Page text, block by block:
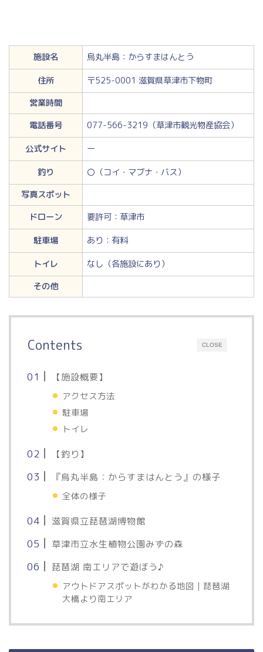
施設名
烏丸半島：からすまはんとう
住所
〒525-0001 滋賀県草津市下物町
営業時間
電話番号
077-566-3219（草津市観光物産協会）
公式サイト
ー
釣り
〇（コイ・マブナ・バス）
写真スポット
ドローン
要許可：草津市
駐車場
あり：有料
トイレ
なし（各施設にあり）
その他
CLOSE
Contents
【施設概要】
アクセス方法
駐車場
トイレ
【釣り】
『烏丸半島：からすまはんとう』の様子
全体の様子
滋賀県立琵琶湖博物館
草津市立水生植物公園みずの森
琵琶湖 南エリアで遊ぼう♪
アウトドアスポットがわかる地図｜琵琶湖
大橋より南エリア